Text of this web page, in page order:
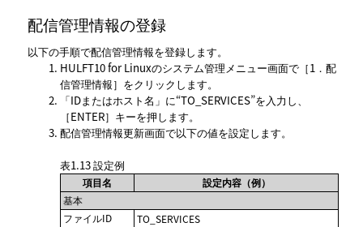
配信管理情報の登録
以下の手順で配信管理情報を登録します。
HULFT10 for Linuxのシステム管理メニュー画面で
1．配
信管理情報
をクリックします。
IDまたはホスト名
に“TO_SERVICES”を入力し、
ENTER
キーを押します。
配信管理情報更新画面で以下の値を設定します。
表1.13設定例
項目名
設定内容（例）
基本
ファイルID
TO_SERVICES